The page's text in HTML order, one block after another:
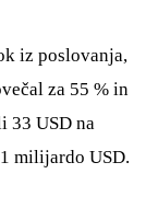
iz poslovanja,
za 55 % in
33 USD na
milijardo USD.